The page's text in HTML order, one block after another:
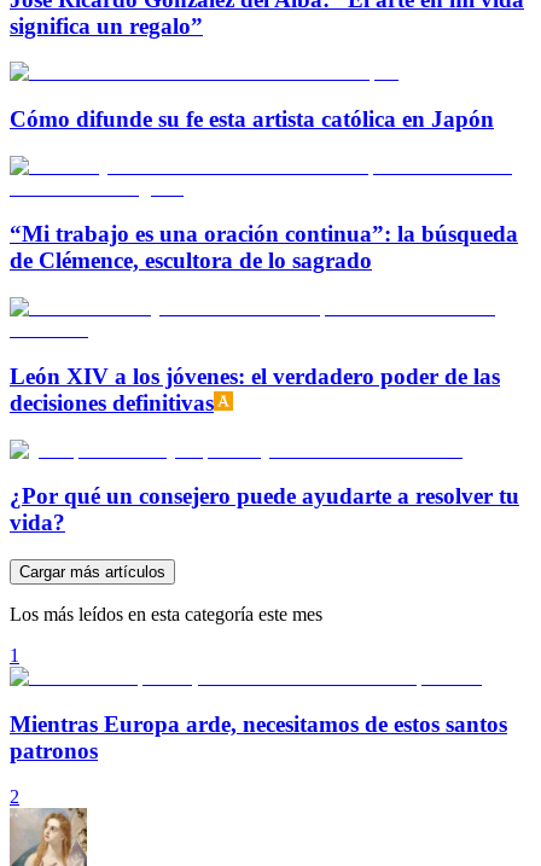
significa un regalo”
Cómo difunde su fe esta artista católica en Japón
“Mi trabajo es una oración continua”: la búsqueda
de Clémence, escultora de lo sagrado
León XIV a los jóvenes: el verdadero poder de las
decisiones definitivas
¿Por qué un consejero puede ayudarte a resolver tu
vida?
Cargar más artículos
Los más leídos en esta categoría este mes
1
Mientras Europa arde, necesitamos de estos santos
patronos
2